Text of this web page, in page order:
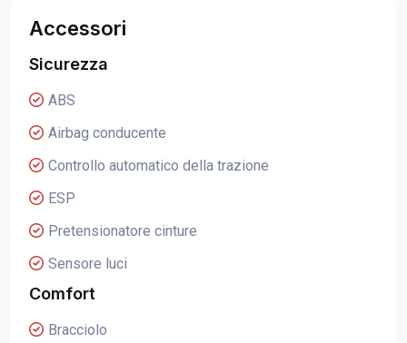
Accessori
Sicurezza
ABS
Airbag conducente
Controllo automatico della trazione
ESP
Pretensionatore cinture
Sensore luci
Comfort
Bracciolo